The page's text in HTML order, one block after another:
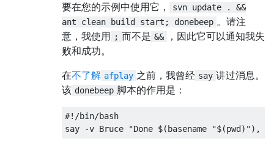
要在您的示例中使用它，
svn update . &&
ant clean build start; donebeep 。请注
意，我使用 ; 而不是 &&
，因此它可以通知我失
败和成功。
在不了解 afplay 之前，我曾经 say 讲过消息。
该 donebeep 脚本的作用是：
#!/bin/bash
say
-v Bruce "Done $(basename "$(pwd ) "),